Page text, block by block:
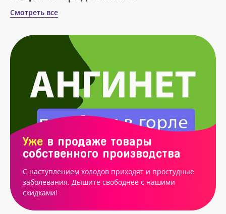
Смотреть все
Уже в продаже товары
собственного производства
С наступлением холодов приходят и простудные
заболевания. Дышите свободнее с нашими
скидками!